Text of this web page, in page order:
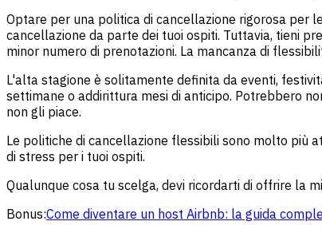
Optare per una politica di cancellazione rigorosa per
cancellazione da parte dei tuoi ospiti. Tuttavia, tieni
minor numero di prenotazioni. La mancanza di
L'alta stagione è solitamente definita da eventi,
settimane o addirittura mesi di anticipo. Potrebbero
non gli piace.
Le politiche di cancellazione flessibili sono molto più
di stress per i tuoi ospiti.
Qualunque cosa tu scelga, devi ricordarti di offrire la
Bonus:Come diventare un host Airbnb: la guida